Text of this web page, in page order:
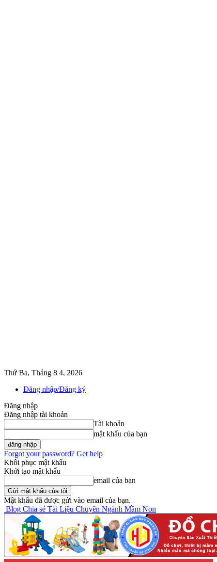
Thứ Ba, Tháng 8 4, 2026
Đăng nhập/Đăng ký
Đăng nhập
Đăng nhập tài khoản
Tài khoản
mật khẩu của bạn
Forgot your password? Get help
Khôi phục mật khẩu
Khởi tạo mật khẩu
email của bạn
Mật khẩu đã được gửi vào email của bạn.
Blog Chia sẻ Tài Liệu Chuyên Ngành Mầm Non